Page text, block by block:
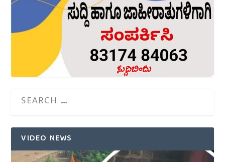
VIDEO NEWS